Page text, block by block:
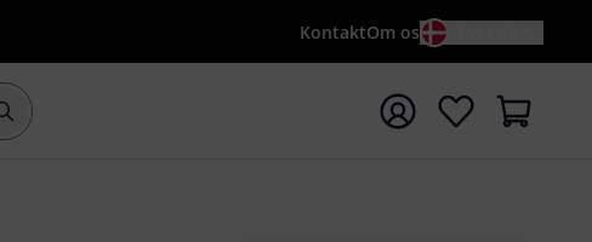
KontaktOm os
Start søgning med søgeord {searchTerm}